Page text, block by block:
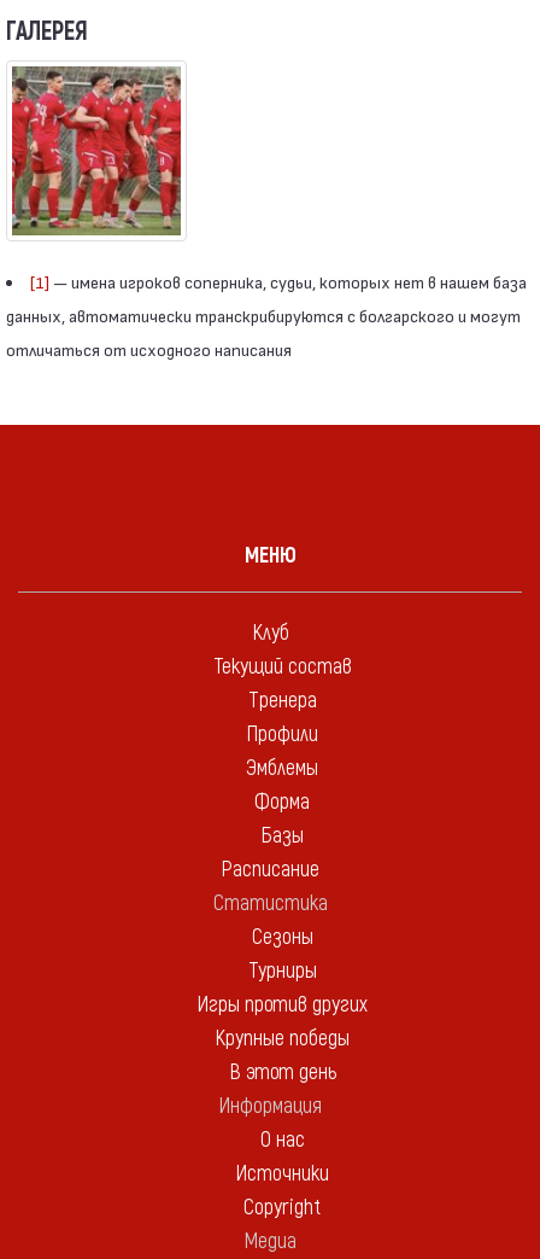
ГАЛЕРЕЯ
[1] — имена игроков соперника, судьи, которых нет в нашем база
данных, автоматически транскрибируются с болгарского и могут
отличаться от исходного написания
МЕНЮ
Клуб
Текущий состав
Тренера
Профили
Эмблемы
Форма
Базы
Расписание
Статистика
Сезоны
Турниры
Игры против других
Крупные победы
В этот день
Информация
О нас
Источники
Copyright
Медиа